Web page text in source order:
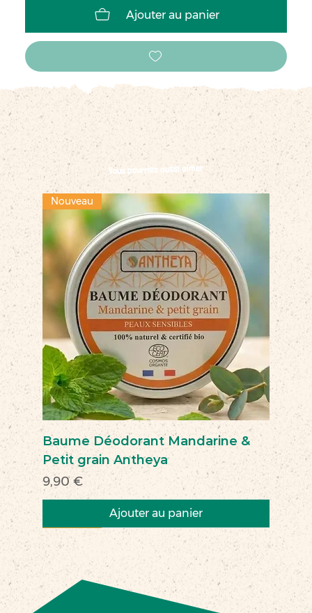
Ajouter au panier
Vous pourriez aussi aimer
Nouveau
Baume Déodorant Mandarine &
Petit grain Antheya
Prix
9,90 €
Ajouter au panier
Nouveau
Nouveau
Nouveau
Nouveau
Nouveau
Nouveau
Nouveau
Nouveauté
Nouveau
Nouveau
Commerce équitable
Nouveau